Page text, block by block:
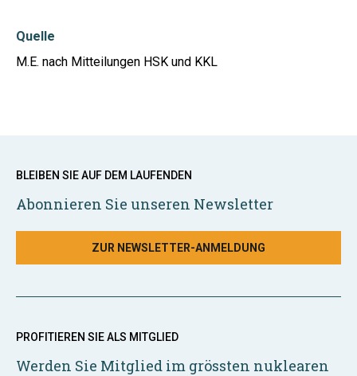
Quelle
M.E. nach Mitteilungen HSK und KKL
BLEIBEN SIE AUF DEM LAUFENDEN
Abonnieren Sie unseren Newsletter
ZUR NEWSLETTER-ANMELDUNG
PROFITIEREN SIE ALS MITGLIED
Werden Sie Mitglied im grössten nuklearen